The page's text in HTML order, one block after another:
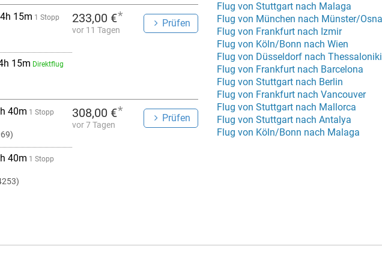
15m 1 Stopp
15m Direktflug
233,00 €*
vor 11 Tagen
Prüfen
40m 1 Stopp
40m 1 Stopp
308,00 €*
vor 7 Tagen
Prüfen
Flug von Stuttgart nach Malaga
Flug von Frankfurt nach Izmir
Flug von Köln/Bonn nach Wien
Flug von Düsseldorf nach Thessaloniki
Flug von Frankfurt nach Barcelona
Flug von Stuttgart nach Berlin
Flug von Frankfurt nach Vancouver
Flug von Stuttgart nach Mallorca
Flug von Stuttgart nach Antalya
Flug von Köln/Bonn nach Malaga